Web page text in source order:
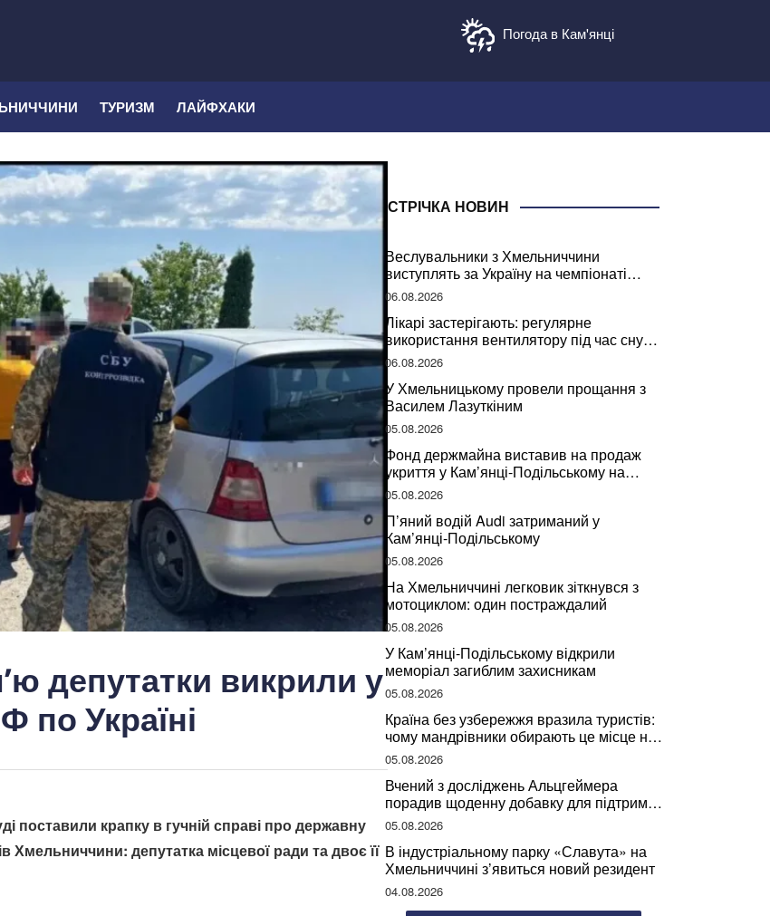
Погода в Кам'янці
ТУРИЗМ ЛАЙФХАКИ
депутатки викрили у
по Україні
поставили крапку в гучній справі про державну
Хмельниччини: депутатка місцевої ради та двоє її
СТРІЧКА НОВИН
Веслувальники з Хмельниччини
виступлять за Україну на чемпіонаті
світу
06.08.2026
Лікарі застерігають: регулярне
використання вентилятору під час сну
може негативно вплинути на ваше
здоров’я
06.08.2026
У Хмельницькому провели прощання з
Василем Лазуткіним
05.08.2026
Фонд держмайна виставив на продаж
укриття у Кам’янці-Подільському на
Хмельниччині
05.08.2026
П’яний водій Audi затриманий у
Кам’янці-Подільському
05.08.2026
На Хмельниччині легковик зіткнувся з
мотоциклом: один постраждалий
05.08.2026
У Кам’янці-Подільському відкрили
меморіал загиблим захисникам
05.08.2026
Країна без узбережжя вразила туристів:
чому мандрівники обирають це місце на
відпочинок
05.08.2026
Вчений з досліджень Альцгеймера
порадив щоденну добавку для підтримки
мозкової діяльності
05.08.2026
В індустріальному парку «Славута» на
Хмельниччині з’явиться новий резидент
04.08.2026